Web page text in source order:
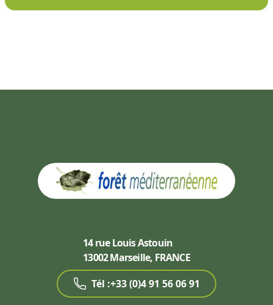
14 rue Louis Astouin
13002 Marseille, FRANCE
Tél :+33 (0)4 91 56 06 91